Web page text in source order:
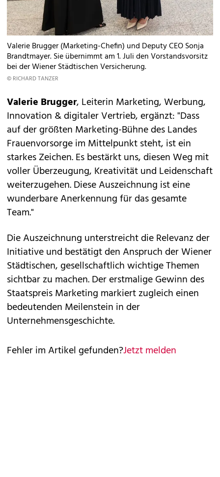
Valerie Brugger (Marketing-Chefin) und Deputy CEO Sonja
Brandtmayer. Sie übernimmt am 1. Juli den Vorstandsvorsitz
bei der Wiener Städtischen Versicherung.
© RICHARD TANZER
Valerie Brugger, Leiterin Marketing, Werbung,
Innovation & digitaler Vertrieb, ergänzt: "Dass
auf der größten Marketing-Bühne des Landes
Frauenvorsorge im Mittelpunkt steht, ist ein
starkes Zeichen. Es bestärkt uns, diesen Weg mit
voller Überzeugung, Kreativität und Leidenschaft
weiterzugehen. Diese Auszeichnung ist eine
wunderbare Anerkennung für das gesamte
Team."
Die Auszeichnung unterstreicht die Relevanz der
Initiative und bestätigt den Anspruch der Wiener
Städtischen, gesellschaftlich wichtige Themen
sichtbar zu machen. Der erstmalige Gewinn des
Staatspreis Marketing markiert zugleich einen
bedeutenden Meilenstein in der
Unternehmensgeschichte.
Fehler im Artikel gefunden?Jetzt melden